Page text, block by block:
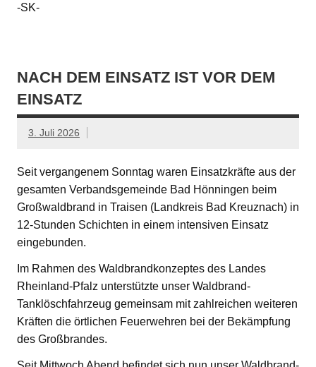
-SK-
NACH DEM EINSATZ IST VOR DEM
EINSATZ
3. Juli 2026
Seit vergangenem Sonntag waren Einsatzkräfte aus der
gesamten Verbandsgemeinde Bad Hönningen beim
Großwaldbrand in Traisen (Landkreis Bad Kreuznach) in
12-Stunden Schichten in einem intensiven Einsatz
eingebunden.
Im Rahmen des Waldbrandkonzeptes des Landes
Rheinland-Pfalz unterstützte unser Waldbrand-
Tanklöschfahrzeug gemeinsam mit zahlreichen weiteren
Kräften die örtlichen Feuerwehren bei der Bekämpfung
des Großbrandes.